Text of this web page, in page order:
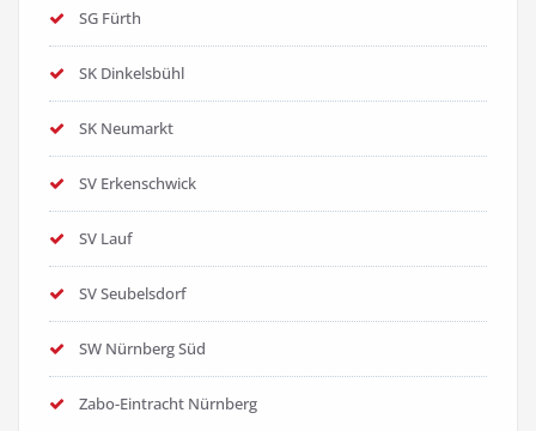
SG Fürth
SK Dinkelsbühl
SK Neumarkt
SV Erkenschwick
SV Lauf
SV Seubelsdorf
SW Nürnberg Süd
Zabo-Eintracht Nürnberg